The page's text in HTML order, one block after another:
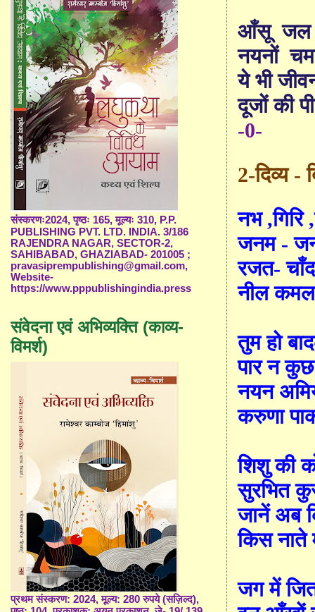
आँसू जल
नयनों
ये भी
दूजों की
-0-
2-दिव्य -
नभ ,गिरि ,
जनम -
रजत-
नील
तुम हो
पार न
नयन
करुणा
शिशु की
सुरभित
जानें अब
किस
जग में
संस्करणः2024, पृष्ठः 165, मूल्यः 310, P.P.
PUBLISHING PVT. LTD. INDIA. 3/186
RAJENDRA NAGAR, SECTOR-2,
SAHIBABAD, GHAZIABAD- 201005 ;
pravasiprempublishing@gmail.com,
Website-
https://www.pppublishingindia.press
संवेदना एवं अभिव्यक्ति (काव्य-
विमर्श)
प्रथम संस्करण: 2024, मूल्य: 280 रुपये (सज़िल्द),